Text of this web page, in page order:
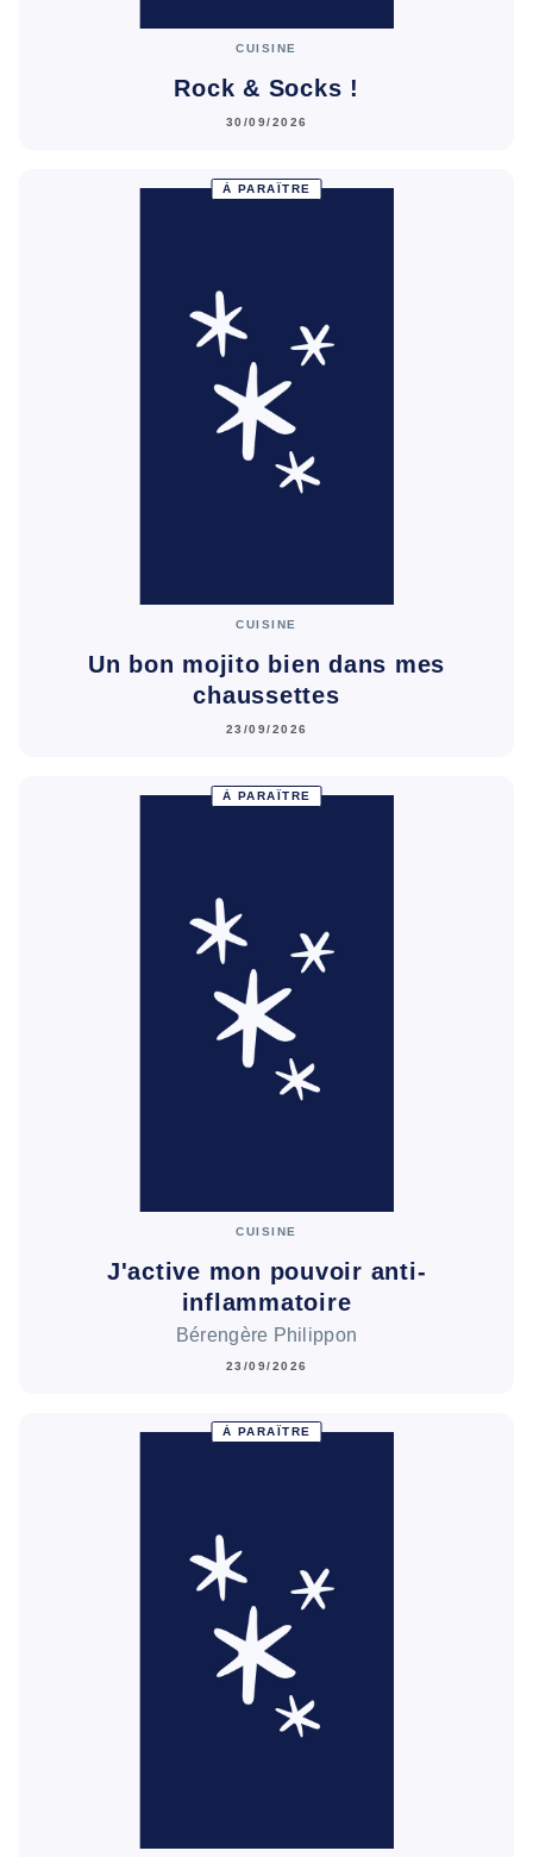
CUISINE
Rock & Socks !
30/09/2026
À PARAÎTRE
CUISINE
Un bon mojito bien dans mes
chaussettes
23/09/2026
À PARAÎTRE
CUISINE
J'active mon pouvoir anti-
inflammatoire
Bérengère Philippon
23/09/2026
À PARAÎTRE